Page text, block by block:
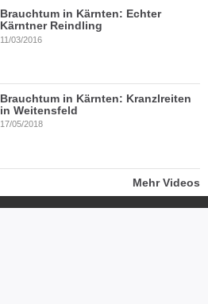
Brauchtum in Kärnten: Echter
Kärntner Reindling
11/03/2016
Brauchtum in Kärnten: Kranzlreiten
in Weitensfeld
17/05/2018
Mehr Videos